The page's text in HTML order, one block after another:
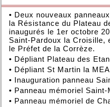
• Deux nouveaux
la Résistance du Plateau
inaugurés le 1er octobre
Saint-Pardoux la Croisille,
le Préfet de la Corrèze.
• Dépliant Plateau des
• Dépliant St Martin la
• Inauguration panneau
• Panneau mémoriel Saint-
• Panneau mémoriel de